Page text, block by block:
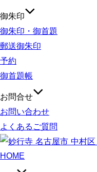
御朱印
御朱印・御首題
郵送御朱印
予約
御首題帳
お問合せ
お問い合わせ
よくあるご質問
コ
ン
HOME